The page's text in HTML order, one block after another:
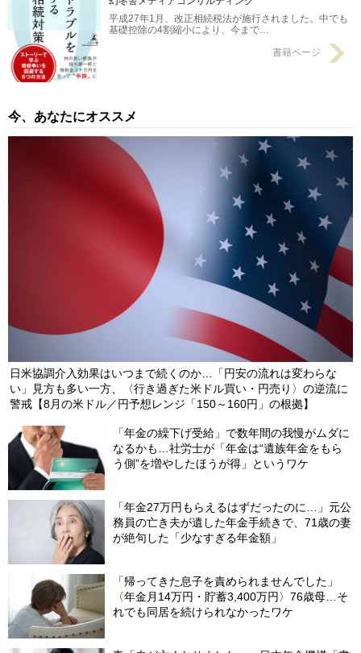
平成27年1月、改正相続税法が施行されました。中でも
基礎控除の4割縮小により、今まで…
書籍ページ
今、あなたにオススメ
日米協調介入効果はいつまで続くのか…「円安の流れは変わらな
い」見方も多い一方、〈行き過ぎた米ドル買い・円売り〉の逆流に
警戒【8月の米ドル／円予想レンジ「150～160円」の根拠】
「年金の繰下げ受給」で数年間の我慢がムダに
なるかも…社労士が「年金は“遺族年金をもら
う側”を増やしたほうが得」というワケ
「年金27万円もらえるはずだったのに…」元公
務員の亡き夫が遺した年金手続きで、71歳の妻
が絶句した「少なすぎる年金額」
「帰ってきた息子を責められませんでした」
〈年金月14万円・貯蓄3,400万円〉76歳母…そ
れでも同居を続けられなかったワケ